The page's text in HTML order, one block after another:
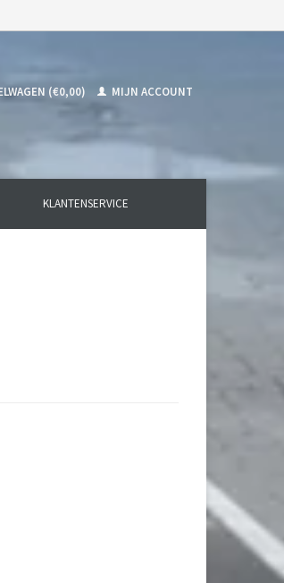
(€0,00) MIJN ACCOUNT
KLANTENSERVICE